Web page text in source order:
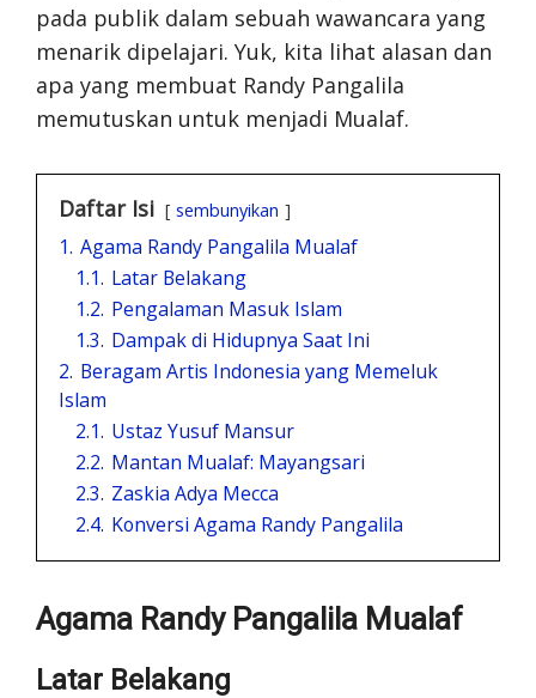
pada publik dalam sebuah wawancara yang
menarik dipelajari. Yuk, kita lihat alasan dan
apa yang membuat Randy Pangalila
memutuskan untuk menjadi Mualaf.
Daftar Isi sembunyikan
1. Agama Randy Pangalila Mualaf
1.1. Latar Belakang
1.2. Pengalaman Masuk Islam
1.3. Dampak di Hidupnya Saat Ini
2. Beragam Artis Indonesia yang Memeluk
Islam
2.1. Ustaz Yusuf Mansur
2.2. Mantan Mualaf: Mayangsari
2.3. Zaskia Adya Mecca
2.4. Konversi Agama Randy Pangalila
Agama Randy Pangalila Mualaf
Latar Belakang